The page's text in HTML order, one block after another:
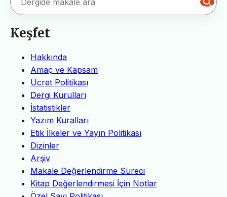
Keşfet
Hakkında
Amaç ve Kapsam
Ücret Politikası
Dergi Kurulları
İstatistikler
Yazım Kuralları
Etik İlkeler ve Yayın Politikası
Dizinler
Arşiv
Makale Değerlendirme Süreci
Kitap Değerlendirmesi İçin Notlar